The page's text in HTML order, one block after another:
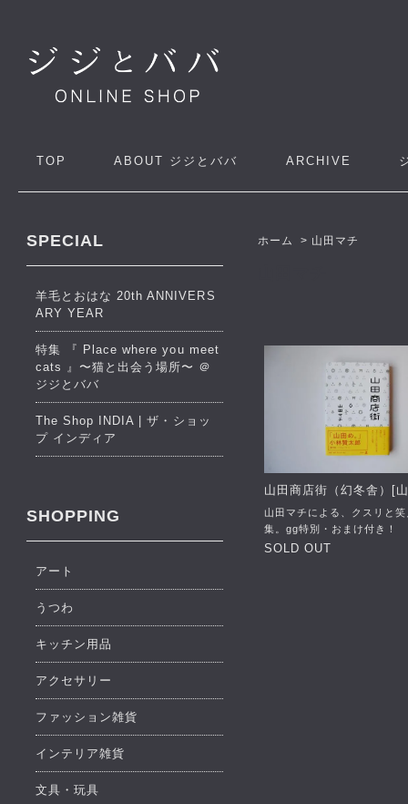
TOP ABOUT ジジとババ ARCHIVE
ホーム > 山田マチ
山田商店街（幻冬舎）[
山田マチによる、クスリと
集。gg特別・おまけ付き！
SOLD OUT
SPECIAL
羊毛とおはな 20th ANNIVERS
ARY YEAR
特集 『 Place where you meet
cats 』〜猫と出会う場所〜 ＠
ジジとババ
The Shop INDIA | ザ・ショッ
プ インディア
SHOPPING
アート
うつわ
キッチン用品
アクセサリー
ファッション雑貨
インテリア雑貨
文具・玩具